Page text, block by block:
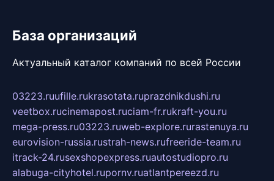
База организаций
Актуальный каталог компаний по всей России
03223.ruufille.rukrasotata.ruprazdnikdushi.ru
veetbox.rucinemapost.ruciam-fr.rukraft-you.ru
mega-press.ru03223.ruweb-explore.rurastenuya.ru
eurovision-russia.rustrah-news.rufreeride-team.ru
itrack-24.rusexshopexpress.ruautostudiopro.ru
alabuga-cityhotel.rupornv.ruatlantpereezd.ru